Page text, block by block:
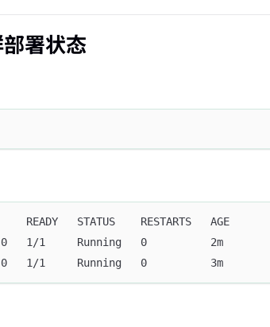
署状态
STATUS    RESTARTS   AGE
0   1/1     Running   0          2m
0   1/1     Running   0          3m